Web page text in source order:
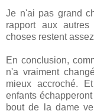
Je n'ai pas grand
rapport aux
choses restent
En conclusion,
n'a vraiment
mieux accroché.
enfants
bout de la dame